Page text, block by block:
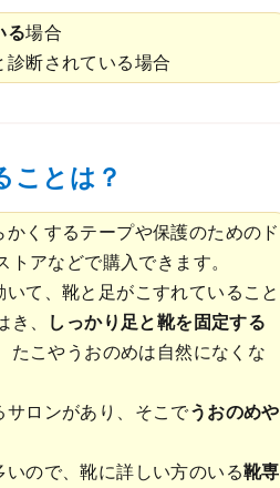
る場合
診断されている場合
ことは？
くするテープや保護のためのド
アなどで購入できます。
て、靴と足がこすれていること
、
しっかり足と靴を固定する
たこやうおのめは自然になくな
ロンがあり、そこでうおのめや
ので、靴に詳しい方のいる靴専